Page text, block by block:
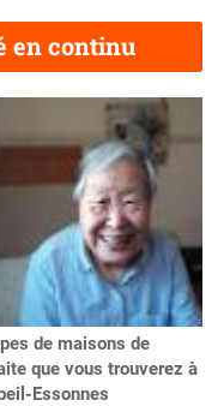
en continu
de maisons de
que vous trouverez à
Essonnes